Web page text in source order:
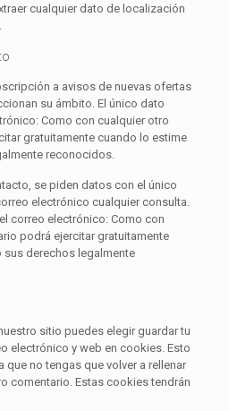
cualquier dato de localización
a avisos de nuevas ofertas
su ámbito. El único dato
Como con cualquier otro
gratuitamente cuando lo estime
reconocidos.
se piden datos con el único
electrónico cualquier consulta.
correo electrónico: Como con
podrá ejercitar gratuitamente
derechos legalmente
sitio puedes elegir guardar tu
electrónico y web en cookies. Esto
que no tengas que volver a rellenar
comentario. Estas cookies tendrán